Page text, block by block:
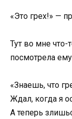
«Это грех!» —
Тут во мне что-
посмотрела
«Знаешь, что
Ждал, когда я
А теперь